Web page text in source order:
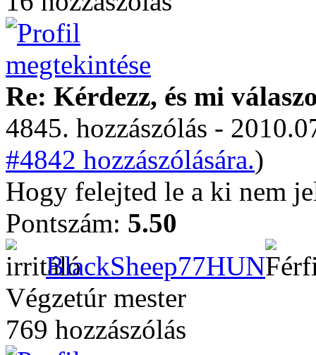
Re: Kérdezz, és mi
4845. hozzászólás -
#4842 hozzászólására.)
Hogy felejted le a ki nem
Pontszám: 5.50
BlackSheep77HUN
Végzetúr mester
769 hozzászólás